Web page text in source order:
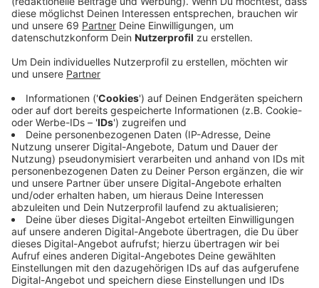
Die meisten Badegäste hat das Freibad Coburg am
Dienstag mit 2.555 Besuchern gezählt. Auch die
Freibäder in Hiltrup und Stapelskotten haben an dem
Tag rund 1.800 bzw. 1.500 Besucher registriert. Mit
einem neuen Besucherrekord rechnen die Bäder aber
nicht. Das liegt vor allem an den Ferien, weil viele
Münsteraner jetzt im Urlaub sind.
Anzeige
Die Freibäder in Münster haben in diesen Tagen einen
großen Zulauf. Darauf haben die Betreiber reagiert und
die Öffnungszeiten für die Freibäder Stapelskotten
und Sudmühle verlängert. Bis zum 31. August öffnet
das Freibad Stapelskotten dienstags bis sonntags von